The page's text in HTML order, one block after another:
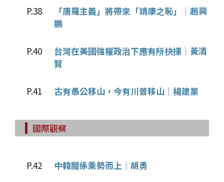
P.38
「唐羅主義」將帶來「靖康之恥」│趙興
鵬
P.40
台灣在美國強權政治下應有所抉擇│黃清
賢
P.41 古有愚公移山，今有川普移山│楊建業
國際觀察
P.42 中韓關係乘勢而上│胡勇